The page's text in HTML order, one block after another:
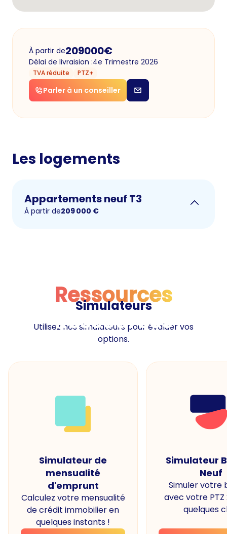
À partir de209000€
Délai de livraision :4e Trimestre 2026
TVA réduite PTZ+
Parler à un conseiller
Les logements
Appartements neuf T3
À partir de209 000 €
Ressources
Ressources
Simulateurs
Utilisez nos simulateurs pour évaluer vos
options.
Simulateur de
mensualité
d'emprunt
Calculez votre mensualité
de crédit immobilier en
quelques instants !
Simulateur
Neuf
Simuler votre
avec votre PTZ
quelques